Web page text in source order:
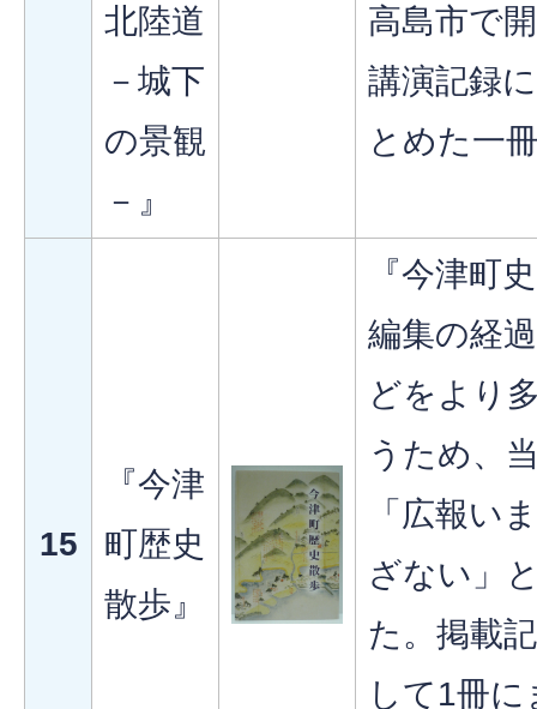
北陸道
－城下
の景観
－』
高島市で
講演記録
とめた一
15
『今津
町歴史
散歩』
『今津町
編集の経
どをより
うため、
「広報い
ざない」
た。掲載
して1冊